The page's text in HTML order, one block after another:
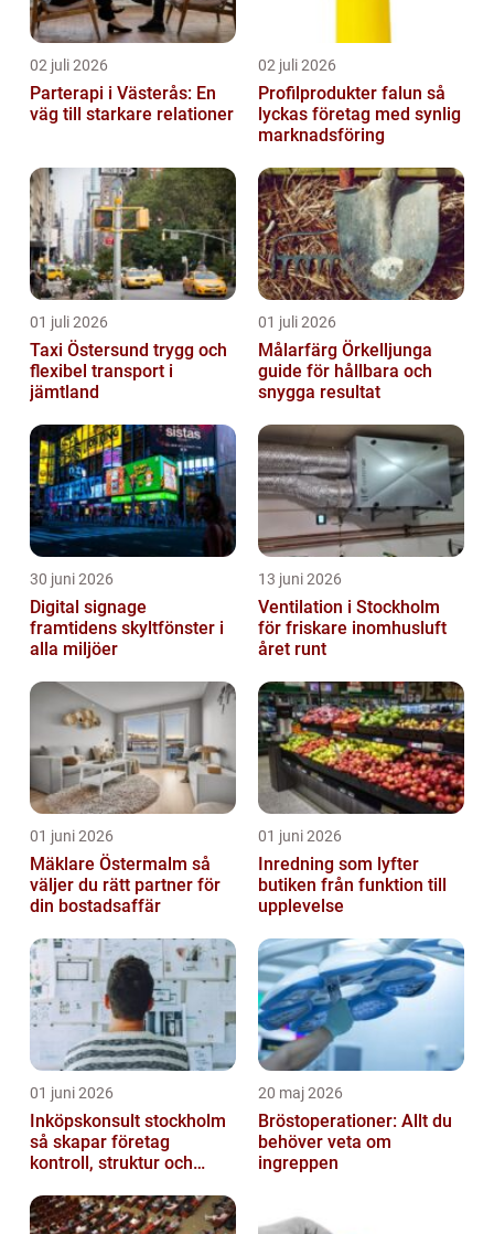
02 juli 2026
Parterapi i Västerås: En
väg till starkare relationer
02 juli 2026
Profilprodukter falun så
lyckas företag med synlig
marknadsföring
01 juli 2026
Taxi Östersund trygg och
flexibel transport i
jämtland
01 juli 2026
Målarfärg Örkelljunga
guide för hållbara och
snygga resultat
30 juni 2026
Digital signage
framtidens skyltfönster i
alla miljöer
13 juni 2026
Ventilation i Stockholm
för friskare inomhusluft
året runt
01 juni 2026
Mäklare Östermalm så
väljer du rätt partner för
din bostadsaffär
01 juni 2026
Inredning som lyfter
butiken från funktion till
upplevelse
01 juni 2026
Inköpskonsult stockholm
så skapar företag
kontroll, struktur och
20 maj 2026
Bröstoperationer: Allt du
behöver veta om
ingreppen